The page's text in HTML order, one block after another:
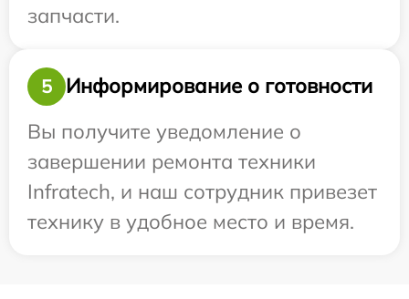
запчасти.
5
Информирование о готовности
Вы получите уведомление о
завершении ремонта техники
Infratech, и наш сотрудник привезет
технику в удобное место и время.